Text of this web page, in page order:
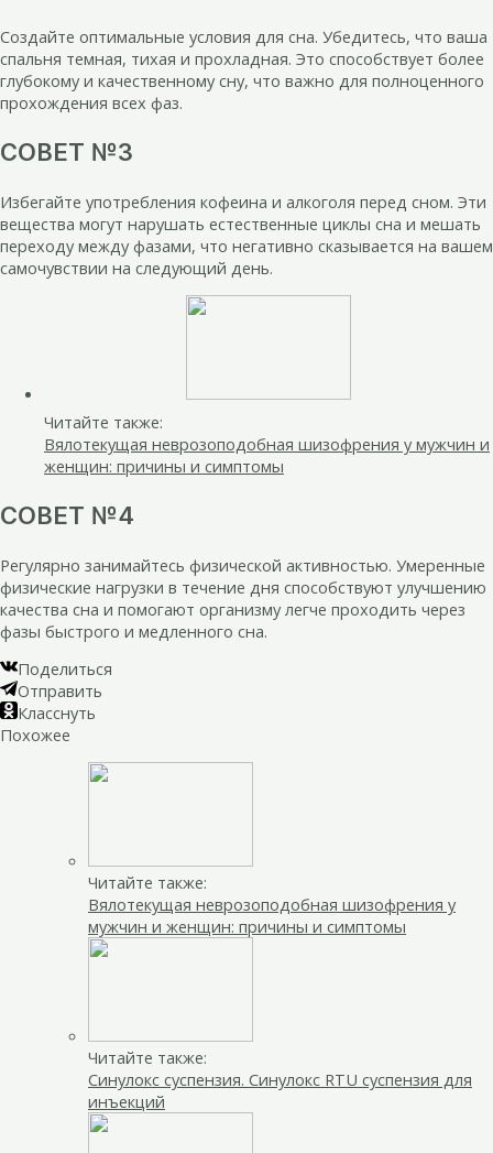
Создайте оптимальные условия для сна. Убедитесь, что ваша
спальня темная, тихая и прохладная. Это способствует более
глубокому и качественному сну, что важно для полноценного
прохождения всех фаз.
СОВЕТ №3
Избегайте употребления кофеина и алкоголя перед сном. Эти
вещества могут нарушать естественные циклы сна и мешать
переходу между фазами, что негативно сказывается на вашем
самочувствии на следующий день.
Читайте также:
Вялотекущая неврозоподобная шизофрения у мужчин и
женщин: причины и симптомы
СОВЕТ №4
Регулярно занимайтесь физической активностью. Умеренные
физические нагрузки в течение дня способствуют улучшению
качества сна и помогают организму легче проходить через
фазы быстрого и медленного сна.
Поделиться
Отправить
Класснуть
Похожее
Читайте также:
Вялотекущая неврозоподобная шизофрения у
мужчин и женщин: причины и симптомы
Читайте также:
Синулокс суспензия. Синулокс RTU суспензия для
инъекций